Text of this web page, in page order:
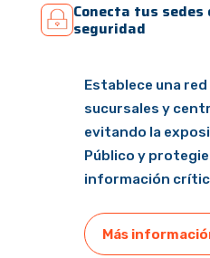
Conecta tus sedes
seguridad
Establece una
sucursales y
evitando la
Público y
información
Más